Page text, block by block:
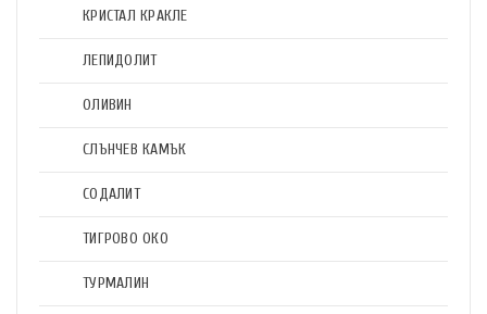
КРИСТАЛ КРАКЛЕ
ЛЕПИДОЛИТ
ОЛИВИН
СЛЪНЧЕВ КАМЪК
СОДАЛИТ
ТИГРОВО ОКО
ТУРМАЛИН